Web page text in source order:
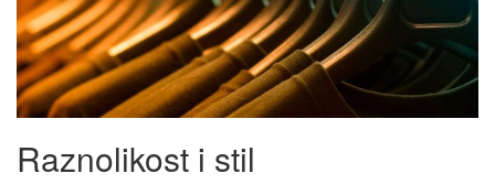
Raznolikost i stil